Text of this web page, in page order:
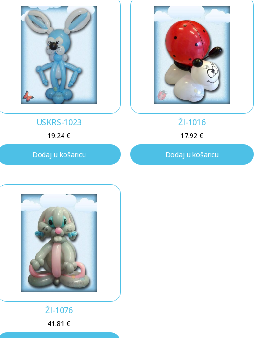
USKRS-1023
19.24€
Dodaj u košaricu
ŽI-1016
17.92€
Dodaj u košaricu
ŽI-1076
41.81€